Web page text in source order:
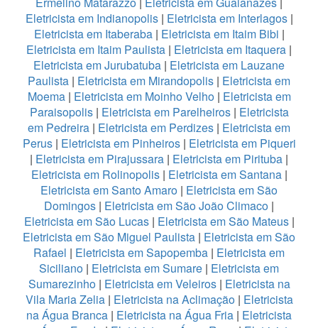
Eletricista em Indianopolis| Eletricista em Interlagos|
Eletricista em Itaberaba| Eletricista em Itaim Bibi |
Eletricista em Itaim Paulista | Eletricista em Itaquera |
Eletricista em Jurubatuba | Eletricista em Lauzane
Paulista | Eletricista em Mirandopolis | Eletricista em
Moema| Eletricista em Moinho Velho | Eletricista em
Paraisopolis| Eletricista em Parelheiros| Eletricista
em Pedreira | Eletricista em Perdizes | Eletricista em
Perus| Eletricista em Pinheiros| Eletricista em Piqueri
| Eletricista em Pirajussara | Eletricista em Pirituba |
Eletricista em Rolinopolis| Eletricista em Santana|
Eletricista em Santo Amaro | Eletricista em São
Domingos | Eletricista em São João Climaco |
Eletricista em São Lucas| Eletricista em São Mateus |
Eletricista em São Miguel Paulista | Eletricista em São
Rafael | Eletricista em Sapopemba | Eletricista em
Siciliano | Eletricista em Sumare | Eletricista em
Sumarezinho| Eletricista em Veleiros| Eletricista na
Vila Maria Zelia| Eletricista na Aclimação| Eletricista
na Água Branca | Eletricista na Água Fria | Eletricista